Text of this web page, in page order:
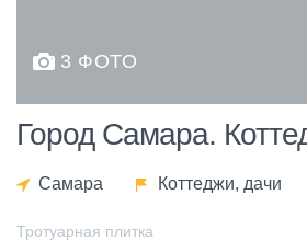
3 ФОТО
Город Самара.
Самара Коттеджи, дачи
Тротуарная плитка